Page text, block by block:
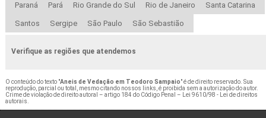
Paraná Pará Rio Grande do Sul Rio de Janeiro Santa Catarina
Santos Sergipe São Paulo São Sebastião
Verifique as regiões que atendemos
O conteúdo do texto "Aneis de Vedação em Teodoro Sampaio" é de direito reservado. Sua
reprodução, parcial ou total, mesmo citando nossos links, é proibida sem a autorização do autor.
Crime de violação de direito autoral – artigo 184 do Código Penal – Lei 9610/98 - Lei de direitos
autorais.